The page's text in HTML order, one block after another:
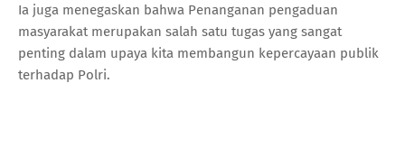
Ia juga menegaskan bahwa Penanganan pengaduan
masyarakat merupakan salah satu tugas yang sangat
penting dalam upaya kita membangun kepercayaan publik
terhadap Polri.